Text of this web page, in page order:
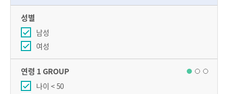
성별
남성
여성
연령 1 GROUP
나이 < 50